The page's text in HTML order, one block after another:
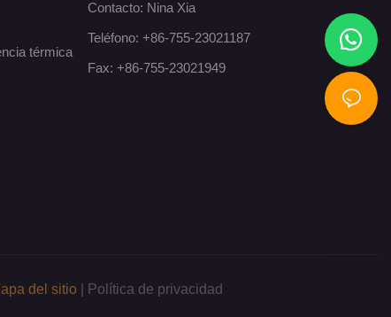
térmica
Contacto: Nina Xia
Teléfono: +86-755-23021187
Fax: +86-755-23021949
del sitio| Política de privacidad